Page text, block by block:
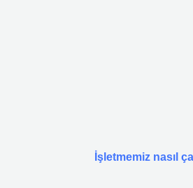
İşletmemiz nasıl